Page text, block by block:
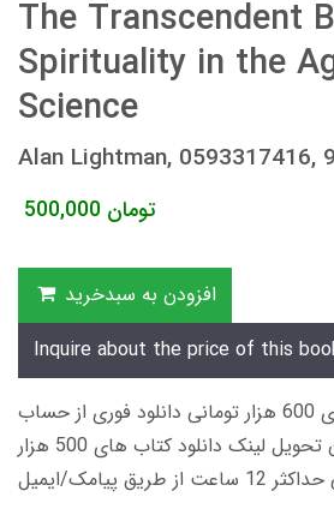
The Transcendent
Spirituality in the
Science
Alan Lightman, 0593317416,
500,000 تومان
افزودن به سبدخرید
Inquire about the price of this
زمان تحویل کتاب های 600 هزار تومانی دانلود فوری از حساب
کاربری می باشد، و زمان تحویل لینک دانلود کتاب های 500 هزار
از طریق پیامک/ایمیل